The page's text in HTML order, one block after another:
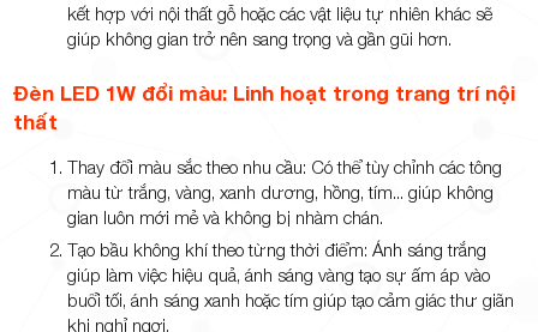
kết hợp với nội thất gỗ hoặc các vật liệu tự nhiên khác sẽ
giúp không gian trở nên sang trọng và gần gũi hơn.
Đèn LED 1W đổi màu: Linh hoạt trong trang trí nội
thất
Thay đổi màu sắc theo nhu cầu: Có thể tùy chỉnh các tông
màu từ trắng, vàng, xanh dương, hồng, tím... giúp không
gian luôn mới mẻ và không bị nhàm chán.
Tạo bầu không khí theo từng thời điểm: Ánh sáng trắng
giúp làm việc hiệu quả, ánh sáng vàng tạo sự ấm áp vào
buổi tối, ánh sáng xanh hoặc tím giúp tạo cảm giác thư giãn
khi nghỉ ngơi.